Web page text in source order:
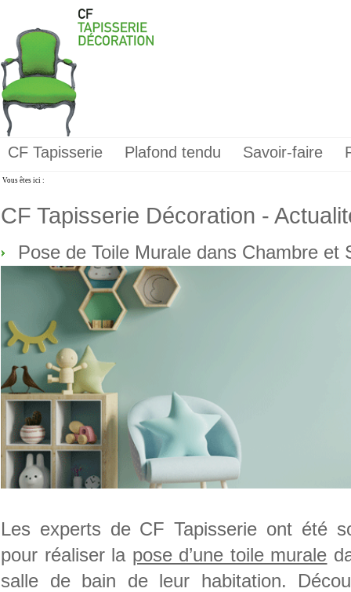
CF Tapisserie Plafond tendu Savoir-faire
Vous êtes ici :
CF Tapisserie Décoration -
Pose de Toile Murale dans Chambre et
Les experts de CF Tapisserie ont été
pour réaliser la pose d’une toile murale
salle de bain de leur habitation.